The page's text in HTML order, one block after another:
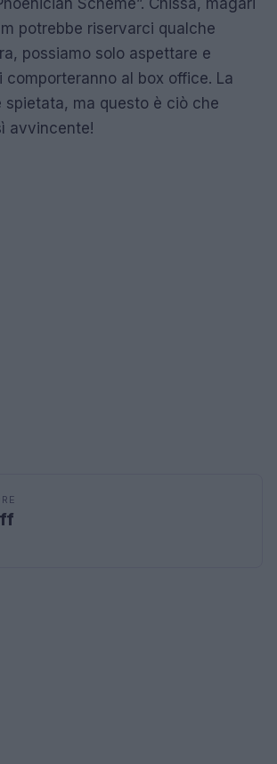
potrebbe riservarci qualche
possiamo solo aspettare e
comporteranno al box office. La
spietata, ma questo è ciò che
avvincente!